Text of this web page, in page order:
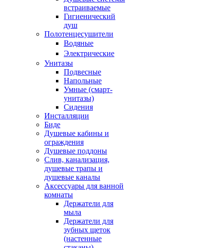
встраиваемые
Гигиенический
душ
Полотенцесушители
ㅤВодяные
ㅤЭлектрические
Унитазы
Подвесные
Напольные
Умные (смарт-
унитазы)
Сидения
Инсталляции
Биде
Душевые кабины и
ограждения
Душевые поддоны
Слив, канализация,
душевые трапы и
душевые каналы
Аксессуары для ванной
комнаты
Держатели для
мыла
Держатели для
зубных щеток
(настенные